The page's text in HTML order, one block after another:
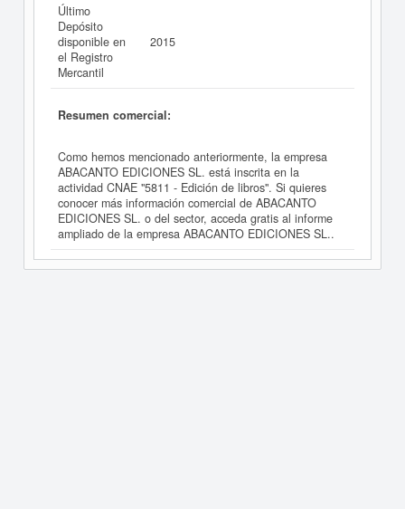
Último
Depósito
disponible en
el Registro
Mercantil
2015
Resumen comercial:
Como hemos mencionado anteriormente, la empresa
ABACANTO EDICIONES SL. está inscrita en la
actividad CNAE "5811 - Edición de libros". Si quieres
conocer más información comercial de ABACANTO
EDICIONES SL. o del sector, acceda gratis al informe
ampliado de la empresa ABACANTO EDICIONES SL..